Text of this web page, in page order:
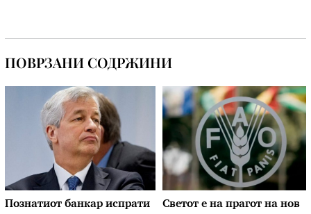
ПОВРЗАНИ СОДРЖИНИ
Познатиот банкар испрати
Светот е на прагот на нов